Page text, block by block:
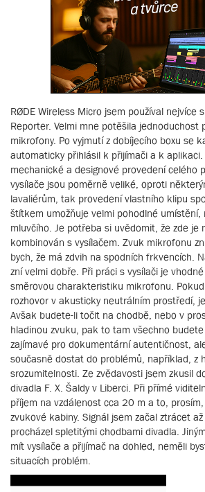
RØDE Wireless Micro jsem používal nejvíce
Reporter. Velmi mne potěšila jednoduchost
mikrofony. Po vyjmutí z dobíjecího boxu se
automaticky přihlásil k přijímači a k aplikaci.
mechanické a designové provedení celého
vysílače jsou poměrně veliké, oproti
lavaliérům, tak provedení vlastního klipu
štítkem umožňuje velmi pohodlné umístění,
mluvčího. Je potřeba si uvědomit, že zde je
kombinován s vysílačem. Zvuk mikrofonu
bych, že má zdvih na spodních frkvencích.
zní velmi dobře. Při práci s vysílači je
směrovou charakteristiku mikrofonu.
rozhovor v akusticky neutrálním prostředí,
Avšak budete-li točit na chodbě, nebo v
hladinou zvuku, pak to tam všechno budete
zajímavé pro dokumentární autentičnost,
současně dostat do problémů, například, z
srozumitelnosti. Ze zvědavosti jsem zkusil
divadla F. X. Šaldy v Liberci. Při přímé
příjem na vzdálenost cca 20 m a to,
zvukové kabiny. Signál jsem začal ztrácet
procházel spletitými chodbami divadla.
mít vysílače a přijímač na dohled, neměli
situacích problém.